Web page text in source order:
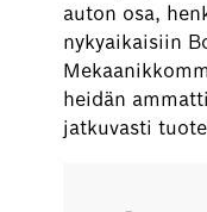
auton osa,
nykyaikaisiin
heidän
jatkuvasti